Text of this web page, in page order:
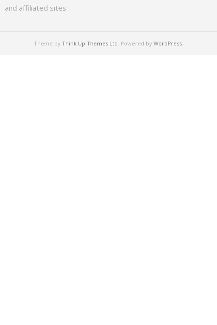
and affiliated sites
Theme by Think Up Themes Ltd . Powered by WordPress